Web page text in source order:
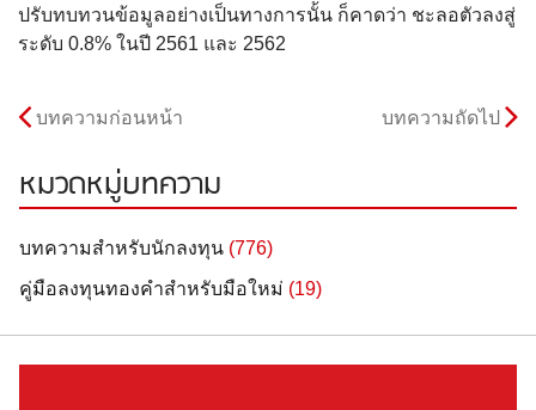
ปรับทบทวนข้อมูลอย่างเป็นทางการนั้น ก็คาดว่า ชะลอตัวลงสู่
ระดับ 0.8% ในปี 2561 และ 2562
บทความก่อนหน้า บทความถัดไป
หมวดหมู่บทความ
บทความสำหรับนักลงทุน (776)
คู่มือลงทุนทองคำสำหรับมือใหม่ (19)